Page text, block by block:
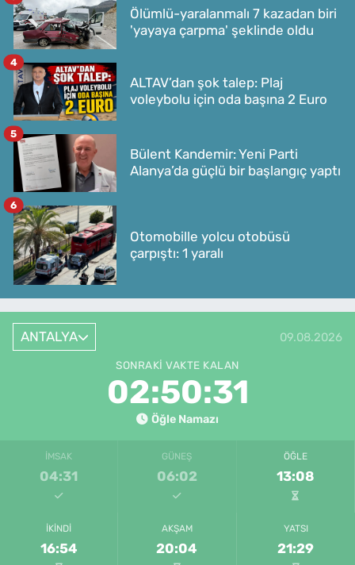
Ölümlü-yaralanmalı 7 kazadan biri
'yayaya çarpma' şeklinde oldu
ALTAV’dan şok talep: Plaj
voleybolu için oda başına 2 Euro
4
Bülent Kandemir: Yeni Parti
Alanya’da güçlü bir başlangıç yaptı
5
Otomobille yolcu otobüsü
çarpıştı: 1 yaralı
6
ANTALYA 09.08.2026
SONRAKI VAKTE KALAN
02:50:31
Öğle Namazı
İMSAK
04:31
GÜNEŞ
06:02
ÖĞLE
13:08
İKINDI
16:54
AKŞAM
20:04
YATSI
21:29